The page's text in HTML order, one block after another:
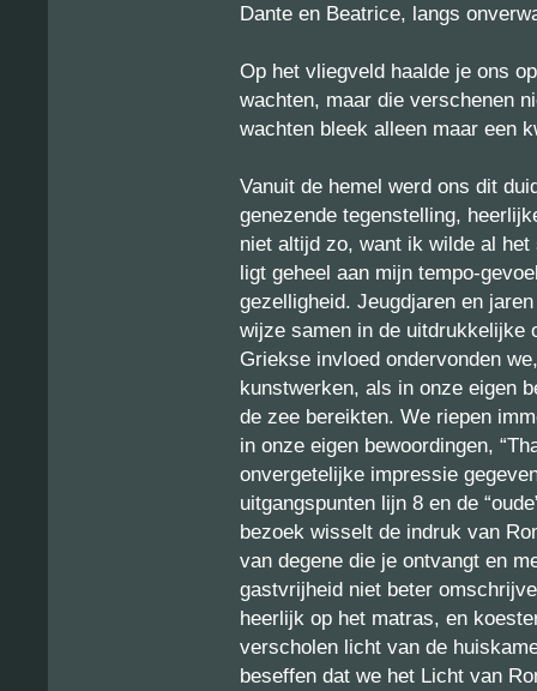
Dante en Beatrice, langs
Op het vliegveld haalde je ons
wachten, maar die verschenen
wachten bleek alleen maar een
Vanuit de hemel werd ons dit
genezende tegenstelling,
niet altijd zo, want ik wilde al
ligt geheel aan mijn tempo-
gezelligheid. Jeugdjaren en
wijze samen in de uitdrukkelijke
Griekse invloed ondervonden
kunstwerken, als in onze eigen
de zee bereikten. We riepen
in onze eigen bewoordingen,
onvergetelijke impressie
uitgangspunten lijn 8 en de
bezoek wisselt de indruk van
van degene die je ontvangt en
gastvrijheid niet beter
heerlijk op het matras, en
verscholen licht van de
beseffen dat we het Licht van